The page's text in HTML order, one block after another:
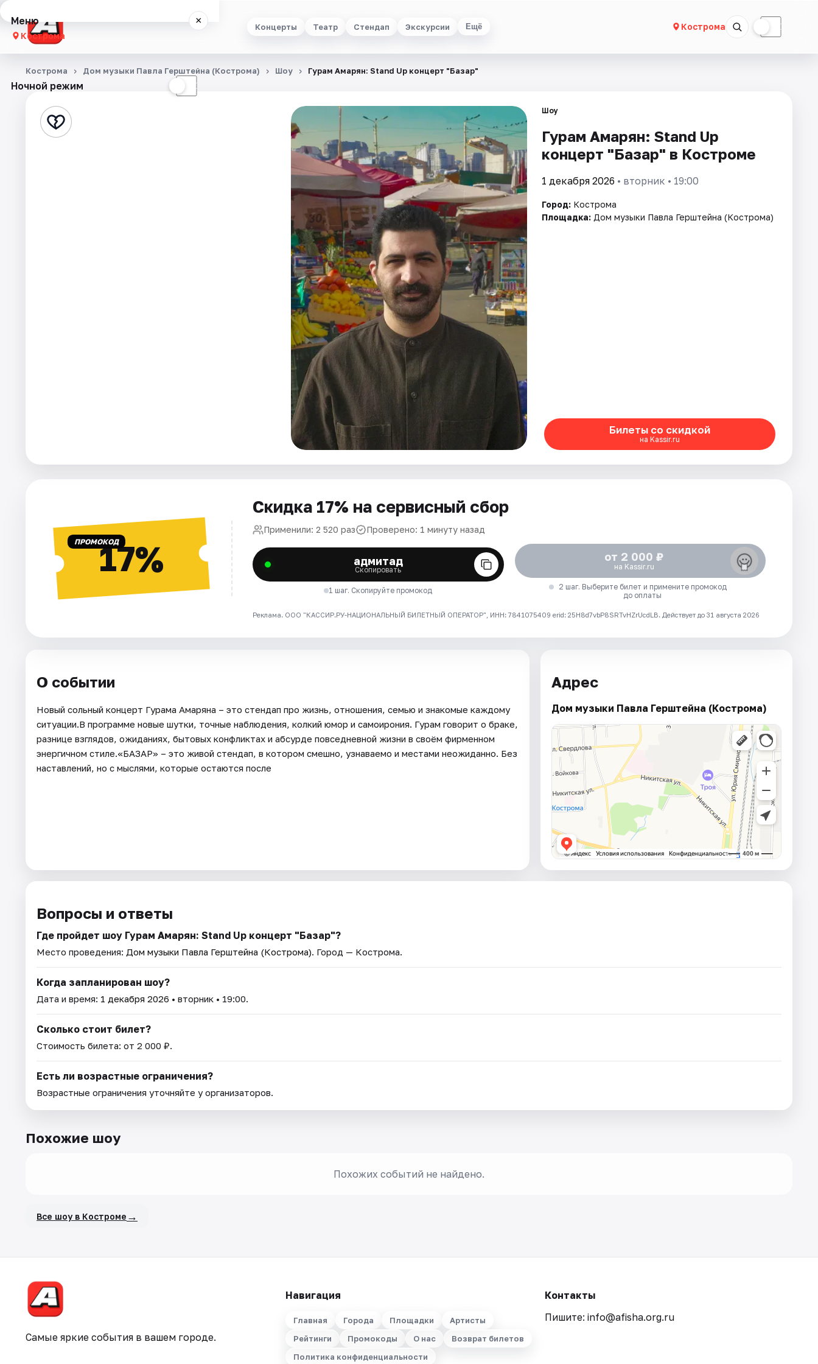
Концерты Театр Стендап Экскурсии Ещё Кострома ☾
Меню ×
Кострома
Концерты
Стендап
Ночной режим ☾
Кострома Дом музыки Павла Герштейна (Кострома) Шоу Гурам Амарян: Stand Up концерт "Базар"
Шоу
Гурам Амарян: Stand Up
концерт "Базар" в Костроме
1 декабря 2026 • вторник • 19:00
Город: Кострома
Площадка: Дом музыки Павла Герштейна (Кострома)
Билеты со скидкой
на Kassir.ru
ПРОМОКОД17%
Скидка 17% на сервисный сбор
Применили: 2 520 раз Проверено: 1 минуту назад
адмитад
Скопировать
1 шаг. Скопируйте промокод
от 2 000 ₽
на Kassir.ru
2 шаг. Выберите билет и примените промокод
до оплаты
Реклама. ООО "КАССИР.РУ-НАЦИОНАЛЬНЫЙ БИЛЕТНЫЙ ОПЕРАТОР", ИНН: 7841075409 erid: 25H8d7vbP8SRTvHZrUcdLB. Действует до 31 августа 2026
О событии
Новый сольный концерт Гурама Амаряна – это стендап про жизнь, отношения, семью и знакомые каждому
ситуации.В программе новые шутки, точные наблюдения, колкий юмор и самоирония. Гурам говорит о браке,
разнице взглядов, ожиданиях, бытовых конфликтах и абсурде повседневной жизни в своём фирменном
энергичном стиле.«БАЗАР» – это живой стендап, в котором смешно, узнаваемо и местами неожиданно. Без
наставлений, но с мыслями, которые остаются после
Адрес
Дом музыки Павла Герштейна (Кострома)
Вопросы и ответы
Где пройдет шоу Гурам Амарян: Stand Up концерт "Базар"?
Место проведения: Дом музыки Павла Герштейна (Кострома). Город — Кострома.
Когда запланирован шоу?
Дата и время: 1 декабря 2026 • вторник • 19:00.
Сколько стоит билет?
Стоимость билета: от 2 000 ₽.
Есть ли возрастные ограничения?
Возрастные ограничения уточняйте у организаторов.
Похожие шоу
Похожих событий не найдено.
Все шоу в Костроме →
Самые яркие события в вашем городе.
Навигация
Главная Города Площадки
Артисты
Рейтинги
Промокоды О нас
Возврат билетов
Политика конфиденциальности
Контакты
Пишите: info@afisha.org.ru